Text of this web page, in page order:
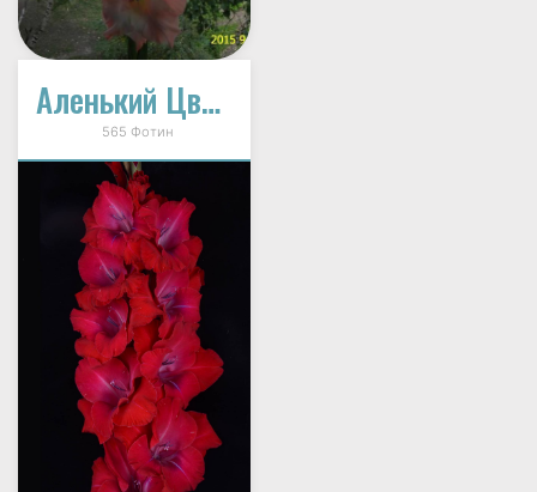
Аленький Цветочек
565 Фотин